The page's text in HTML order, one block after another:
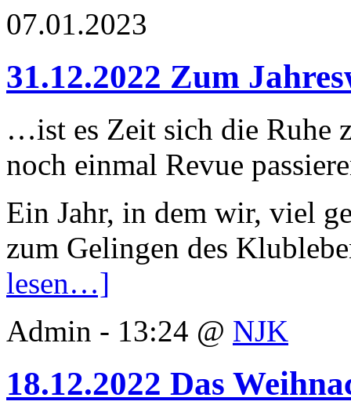
07.01.2023
31.12.2022 Zum
…ist es Zeit sich die Ruhe
noch einmal Revue
Ein Jahr, in dem wir, viel
zum Gelingen des
lesen…]
Admin - 13:24 @ NJK
18.12.2022 Das